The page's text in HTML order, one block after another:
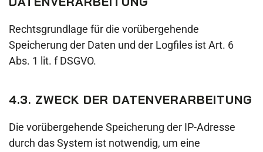
Rechtsgrundlage für die vorübergehende
Speicherung der Daten und der Logfiles ist Art. 6
Abs. 1 lit. f DSGVO.
4.3. ZWECK DER DATENVERARBEITUNG
Die vorübergehende Speicherung der IP-Adresse
durch das System ist notwendig, um eine